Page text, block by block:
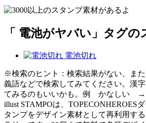
「 電池がヤバい」タグ
電池切れ
※検索のヒント：検索結果がない、ま
義語などで検索してみてください。漢
てみるのもいいかも。例 かなしい
illust STAMPOは、TOPECONHEROES
タンプをデザイン素材として再利用す